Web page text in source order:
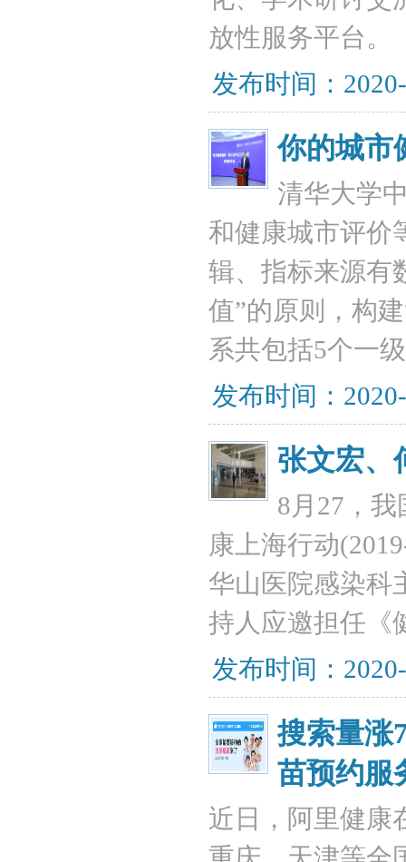
放性服务平台。
发布时间：
你的城市
清华大学
和健康城市评价
辑、指标来源有
值”的原则，构
系共包括5个一
发布时间：
张文宏、
8月27，
康上海行动
华山医院感染科
持人应邀担任《
发布时间：
搜索量涨
苗预约服
近日，阿里健康